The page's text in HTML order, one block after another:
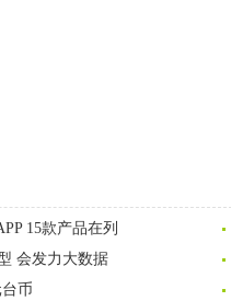
15款产品在列
会发力大数据
币